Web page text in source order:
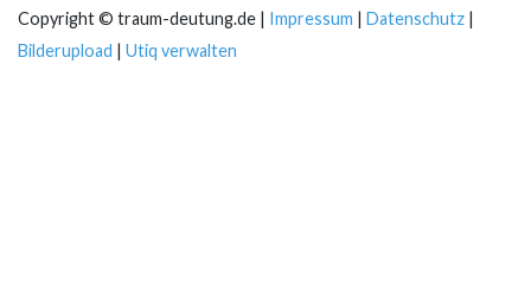
Copyright © traum-deutung.de | Impressum | Datenschutz |
Bilderupload | Utiq verwalten